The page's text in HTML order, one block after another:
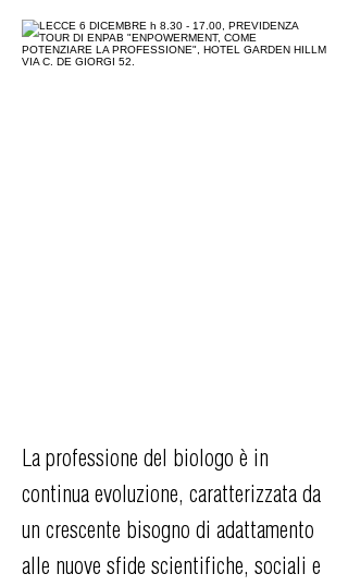
La professione del biologo è in
continua evoluzione, caratterizzata da
un crescente bisogno di adattamento
alle nuove sfide scientifiche, sociali e